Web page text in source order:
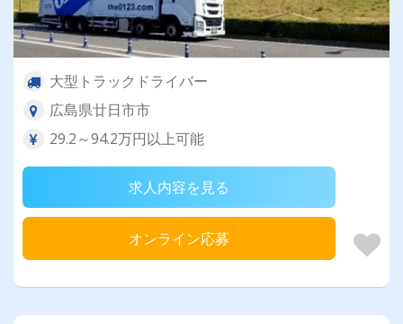
大型トラックドライバー
広島県廿日市市
29.2～94.2万円以上可能
求人内容を見る
オンライン応募